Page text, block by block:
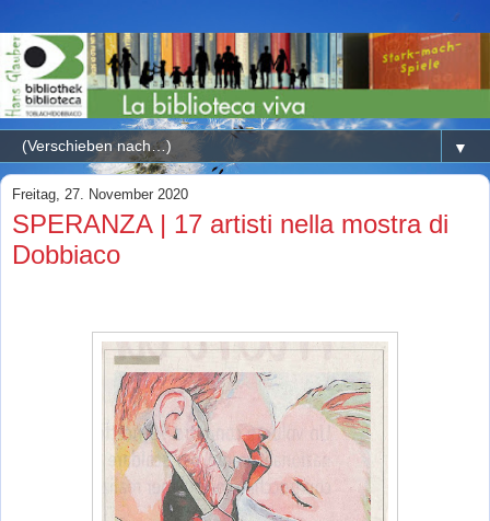
▼
Freitag, 27. November 2020
SPERANZA | 17 artisti nella mostra di
Dobbiaco